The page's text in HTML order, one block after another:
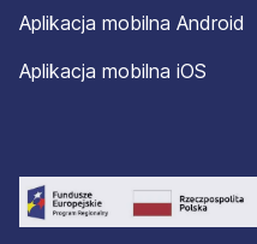
Aplikacja mobilna Android
Aplikacja mobilna iOS